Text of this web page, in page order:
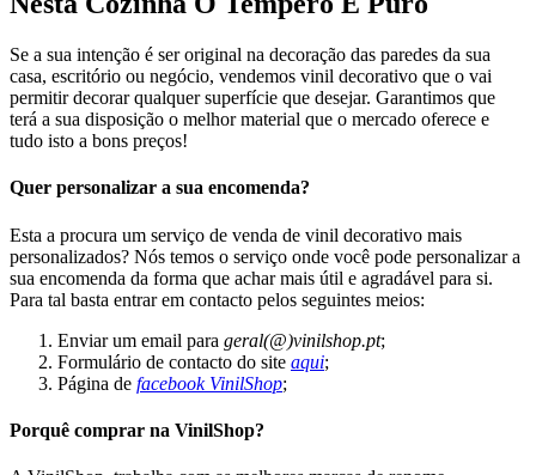
Se a sua intenção é ser original na decoração das paredes da sua
casa, escritório ou negócio, vendemos vinil decorativo que o vai
permitir decorar qualquer superfície que desejar. Garantimos que
terá a sua disposição o melhor material que o mercado oferece e
tudo isto a bons preços!
Quer personalizar a sua encomenda?
Esta a procura um serviço de venda de vinil decorativo mais
personalizados? Nós temos o serviço onde você pode personalizar a
sua encomenda da forma que achar mais útil e agradável para si.
Para tal basta entrar em contacto pelos seguintes meios:
Enviar um email para geral(@)vinilshop.pt;
Formulário de contacto do site aqui;
Página de facebook VinilShop;
Porquê comprar na VinilShop?